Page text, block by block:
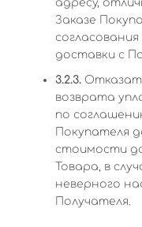
адресу,
Заказе
доставки с
3.2.3.
возврата
по
Покупателя
стоимости
Товара, в
неверного
Получателя.